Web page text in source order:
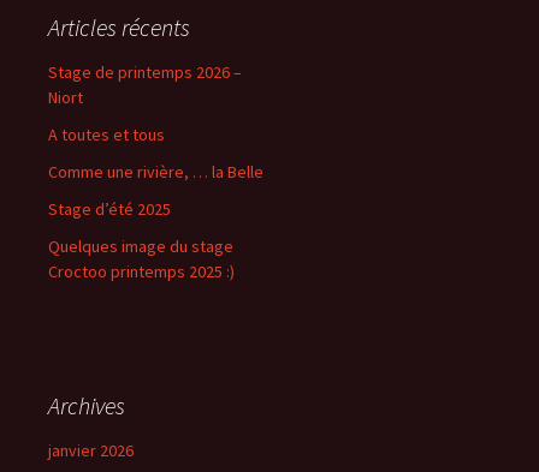
Articles récents
Stage de printemps 2026 –
Niort
A toutes et tous
Comme une rivière, … la Belle
Stage d’été 2025
Quelques image du stage
Croctoo printemps 2025 :)
Archives
janvier 2026